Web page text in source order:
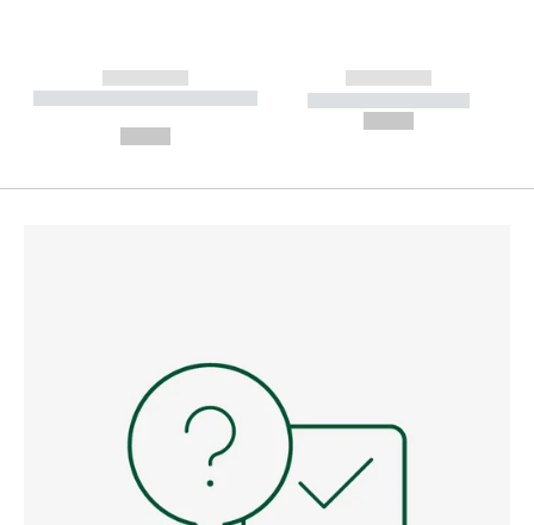
------------
----------- ----------- --------
------------
----------- -----------